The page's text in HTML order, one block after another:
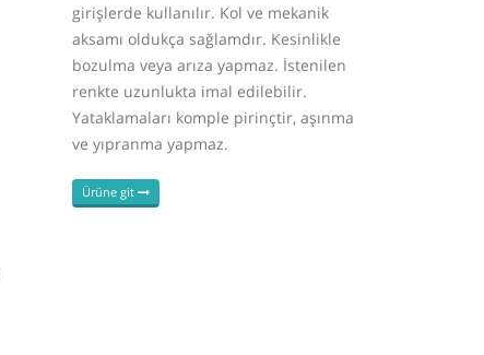
girişlerde kullanılır. Kol ve mekanik
aksamı oldukça sağlamdır. Kesinlikle
bozulma veya arıza yapmaz. İstenilen
renkte uzunlukta imal edilebilir.
Yataklamaları komple pirinçtir, aşınma
ve yıpranma yapmaz.
Ürüne git